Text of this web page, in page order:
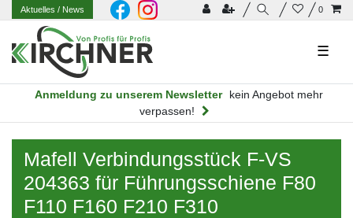
0
Aktuelles/ News
☰
Anmeldung zu unserem Newsletter
kein Angebot mehr
verpassen!
Mafell Verbindungsstück F-VS
204363 für Führungsschiene F80
F110 F160 F210 F310